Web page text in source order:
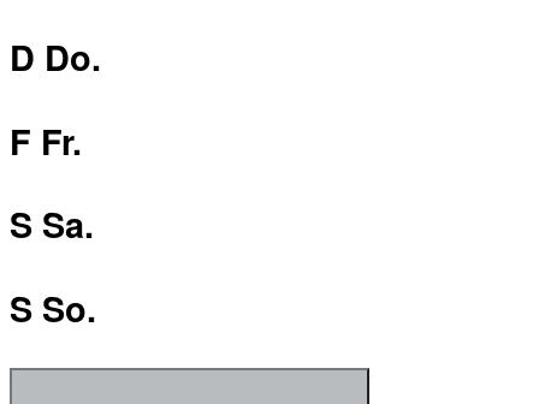
D Do.
F Fr.
S Sa.
S So.